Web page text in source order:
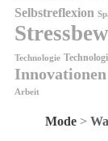
Selbstreflexion
Technologie
Innovationen
Arbeit
Mode >